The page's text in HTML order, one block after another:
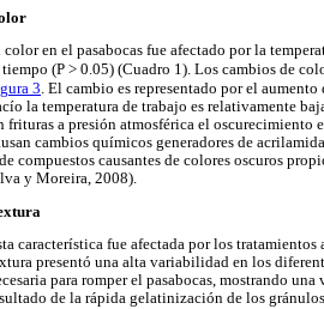
color en el pasabocas fue afectado por la
(P > 0.05) (Cuadro 1). Los cambios de
3. El cambio es representado por el aumento
la temperatura de trabajo es relativamente
frituras a presión atmosférica el oscurecimiento
cambios químicos generadores de
compuestos causantes de colores oscuros
y Moreira, 2008).
característica fue afectada por los tratamientos
presentó una alta variabilidad en los
para romper el pasabocas, mostrando
de la rápida gelatinización de los